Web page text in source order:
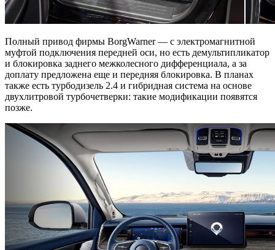
Полный привод фирмы BorgWarner — с электромагнитной
муфтой подключения передней оси, но есть демультипликатор
и блокировка заднего межколесного дифференциала, а за
доплату предложена еще и передняя блокировка. В планах
также есть турбодизель 2.4 и гибридная система на основе
двухлитровой турбочетверки: такие модификации появятся
позже.